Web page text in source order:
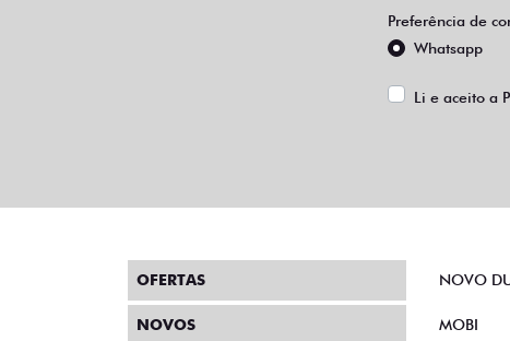
Preferência de
Whatsapp
Li e aceito a
OFERTAS
NOVOS
NOVO
MOBI